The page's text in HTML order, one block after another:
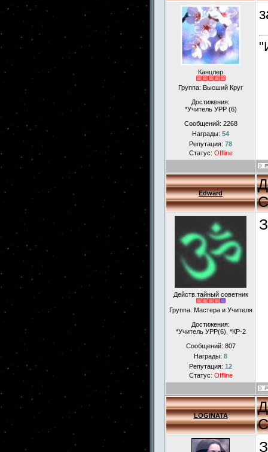
Канцлер
Группа: Высший Круг
Достижения:
*Учитель УРР (6)
Сообщений: 2268
Награды: 54
Репутация: 78
Статус: Offline
Edward
Действ.тайный советник
Группа: Мастера и Учителя
Достижения:
*Учитель УРР(6), *КР-2
Сообщений: 807
Награды: 8
Репутация: 12
Статус: Offline
LOGINATA